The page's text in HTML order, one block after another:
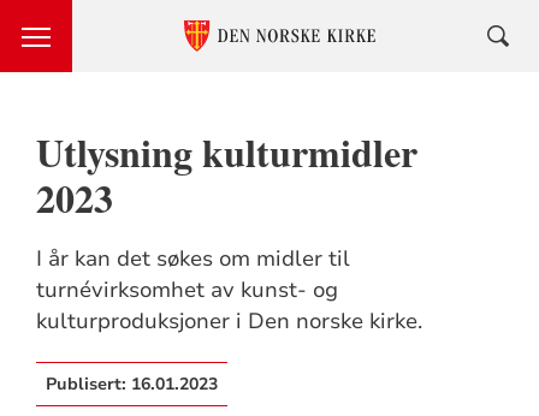
Utlysning kulturmidler
2023
I år kan det søkes om midler til
turnévirksomhet av kunst- og
kulturproduksjoner i Den norske kirke.
Publisert: 16.01.2023